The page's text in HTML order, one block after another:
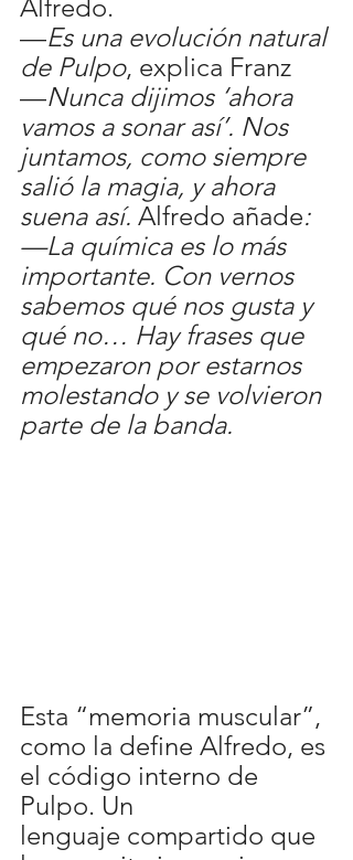
Alfredo.
—Es una evolución natural
de Pulpo, explica Franz
—Nunca dijimos ‘ahora
vamos a sonar así’. Nos
juntamos, como siempre
salió la magia, y ahora
suena así. Alfredo añade:
—La química es lo más
importante. Con vernos
sabemos qué nos gusta y
qué no… Hay frases que
empezaron por estarnos
molestando y se volvieron
parte de la banda.
Esta “memoria muscular”,
como la define Alfredo, es
el código interno de
Pulpo. Un
lenguaje compartido que